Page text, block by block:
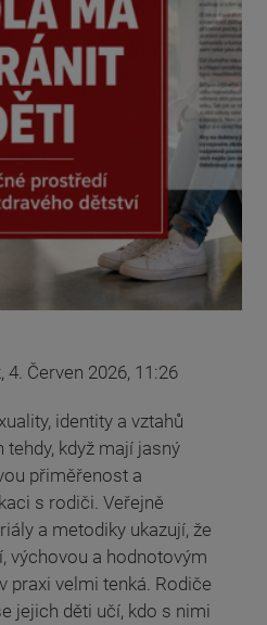
4. Červen 2026, 11:26
identity a vztahů
tehdy, když mají jasný
přiměřenost a
s rodiči. Veřejně
a metodiky ukazují, že
výchovou a hodnotovým
praxi velmi tenká. Rodiče
jejich děti učí, kdo s nimi